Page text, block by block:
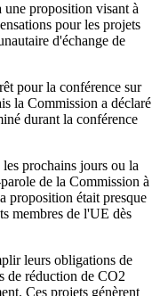
proposition visant à
pour les projets
d'échange de
pour la conférence sur
la Commission a déclaré
durant la conférence
les prochains jours ou la
de la Commission à
proposition était presque
membres de l'UE dès
leurs obligations de
de réduction de CO2
Ces projets génèrent